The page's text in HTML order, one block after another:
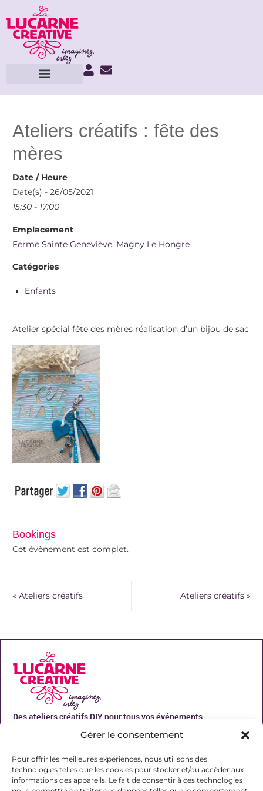
Gérer le consentement
Pour offrir les meilleures expériences, nous utilisons des
technologies telles que les cookies pour stocker et/ou accéder aux
informations des appareils. Le fait de consentir à ces technologies
Ateliers créatifs : fête des
mères
Date / Heure
Date(s) - 26/05/2021
15:30 - 17:00
Emplacement
Ferme Sainte Geneviève, Magny Le Hongre
Catégories
Enfants
Atelier spécial fête des mères réalisation d’un bijou de sac
Bookings
Cet évènement est complet.
« Ateliers créatifs Ateliers créatifs »
Des ateliers créatifs DIY pour tous vos événements
Liens utiles